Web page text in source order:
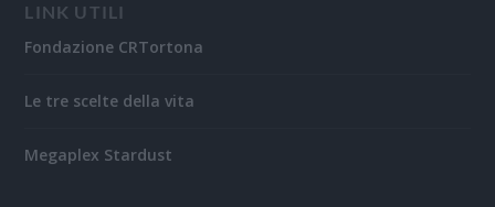
LINK UTILI
Fondazione CRTortona
Le tre scelte della vita
Megaplex Stardust